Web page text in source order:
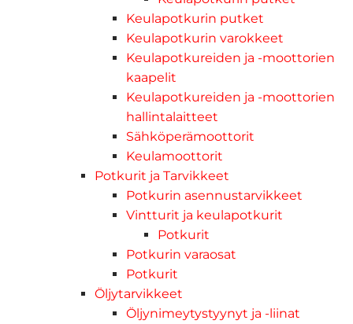
Keulapotkurin putket
Keulapotkurin varokkeet
Keulapotkureiden ja -moottorien
kaapelit
Keulapotkureiden ja -moottorien
hallintalaitteet
Sähköperämoottorit
Keulamoottorit
Potkurit ja Tarvikkeet
Potkurin asennustarvikkeet
Vintturit ja keulapotkurit
Potkurit
Potkurin varaosat
Potkurit
Öljytarvikkeet
Öljynimeytystyynyt ja -liinat